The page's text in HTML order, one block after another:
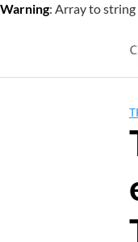
Warning: Array to